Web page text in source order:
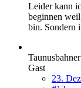
Leider kann
beginnen
bin. Sondern
Taunusbahner
Gast
23.